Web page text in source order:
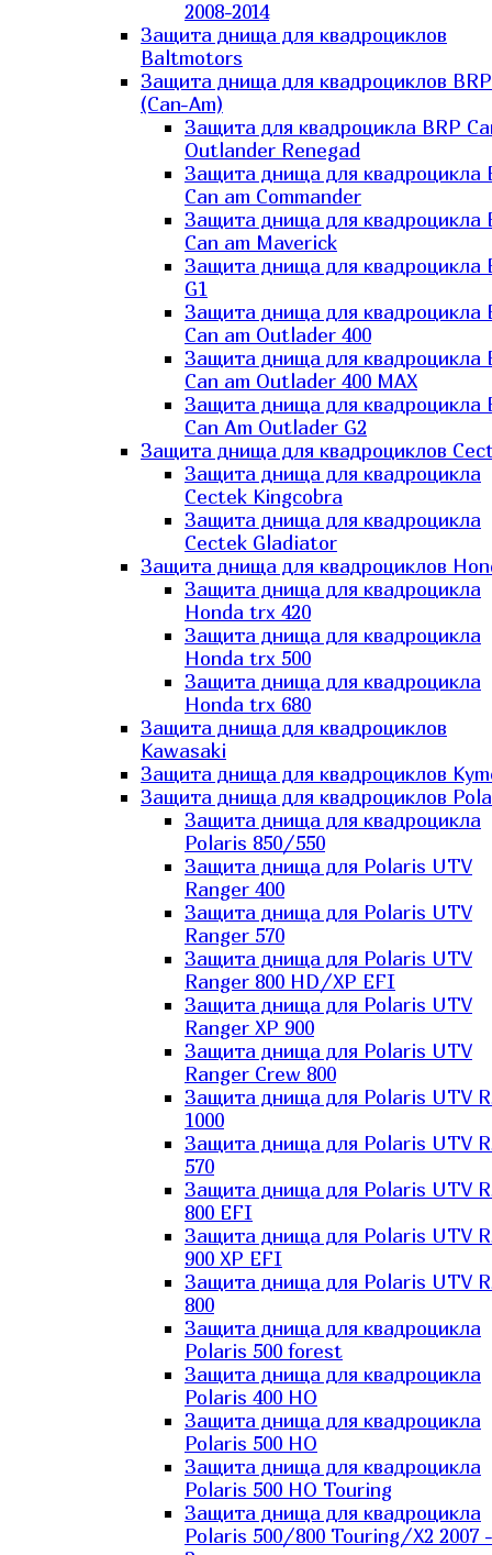
2008-2014
Защита днища для квадроциклов
Baltmotors
Защита днища для квадроциклов BRP
(Can-Am)
Защита для квадроцикла BRP
Outlander Renegad
Защита днища для квадроцикла
Can am Commander
Защита днища для квадроцикла
Can am Maverick
Защита днища для квадроцикла
G1
Защита днища для квадроцикла
Can am Outlader 400
Защита днища для квадроцикла
Can am Outlader 400 MAX
Защита днища для квадроцикла
Can Аm Outlader G2
Защита днища для квадроциклов
Защита днища для квадроцикла
Cectek Kingcobra
Защита днища для квадроцикла
Cectek Gladiator
Защита днища для квадроциклов
Защита днища для квадроцикла
Honda trx 420
Защита днища для квадроцикла
Honda trx 500
Защита днища для квадроцикла
Honda trx 680
Защита днища для квадроциклов
Kawasaki
Защита днища для квадроциклов
Защита днища для квадроциклов
Защита днища для квадроцикла
Polaris 850/550
Защита днища для Polaris UTV
Ranger 400
Защита днища для Polaris UTV
Ranger 570
Защита днища для Polaris UTV
Ranger 800 HD/XP EFI
Защита днища для Polaris UTV
Ranger XP 900
Защита днища для Polaris UTV
Ranger Сrew 800
Защита днища для Polaris UTV
1000
Защита днища для Polaris UTV
570
Защита днища для Polaris UTV
800 EFI
Защита днища для Polaris UTV
900 XP EFI
Защита днища для Polaris UTV
800
Защита днища для квадроцикла
Polaris 500 forest
Защита днища для квадроцикла
Polaris 400 HO
Защита днища для квадроцикла
Polaris 500 HO
Защита днища для квадроцикла
Polaris 500 HO Touring
Защита днища для квадроцикла
Polaris 500/800 Touring/X2 2007 -